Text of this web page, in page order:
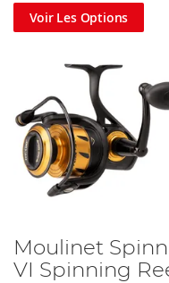
Voir Les Options
Moulinet
VI Spinning